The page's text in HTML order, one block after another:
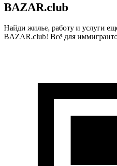
BAZAR.club
Найди жилье, работу и услуги
BAZAR.club! Всё для